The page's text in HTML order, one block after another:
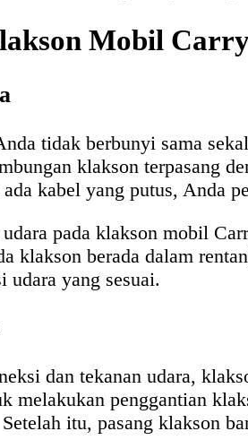
Mobil
tidak berbunyi sama
klakson terpasang
kabel yang putus, Anda
pada klakson mobil
klakson berada dalam
udara yang sesuai.
dan tekanan udara,
melakukan penggantian
itu, pasang klakson